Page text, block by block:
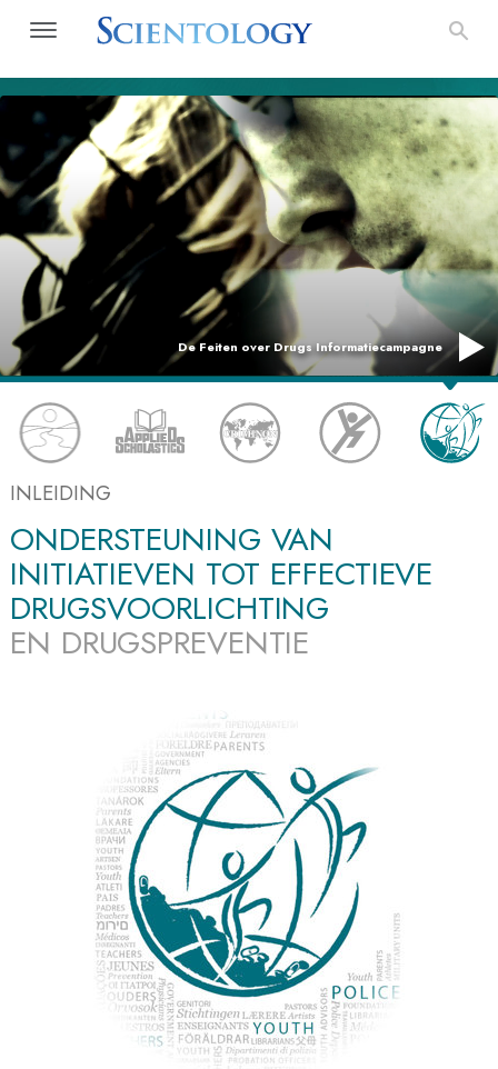
INLEIDING
ONDERSTEUNING VAN
INITIATIEVEN TOT EFFECTIEVE
DRUGSVOORLICHTING
EN DRUGSPREVENTIE